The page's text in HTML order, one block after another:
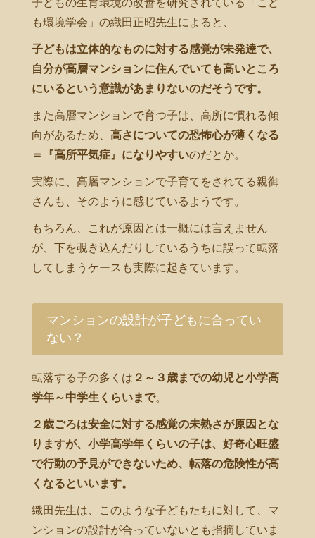
子どもの生育環境の改善を研究されている「こど
も環境学会」の織田正昭先生によると、
子どもは立体的なものに対する感覚が未発達で、
自分が高層マンションに住んでいても高いところ
にいるという意識があまりないのだそうです。
また高層マンションで育つ子は、高所に慣れる傾
向があるため、 高さについての恐怖心が薄くなる
＝『高所平気症』になりやすいのだとか。
実際に、高層マンションで子育てをされてる親御
さんも、そのように感じているようです。
もちろん、これが原因とは一概には言えません
が、下を覗き込んだりしているうちに誤って転落
してしまうケースも実際に起きています。
マンションの設計が子どもに合ってい
ない？
転落する子の多くは ２～３歳までの幼児と小学高
学年～中学生くらいまで。
２歳ごろは安全に対する感覚の未熟さが原因とな
りますが、小学高学年くらいの子は、好奇心旺盛
で行動の予見ができないため、転落の危険性が高
くなるといいます。
織田先生は、このような子どもたちに対して、マ
ンションの設計が合っていないとも指摘していま